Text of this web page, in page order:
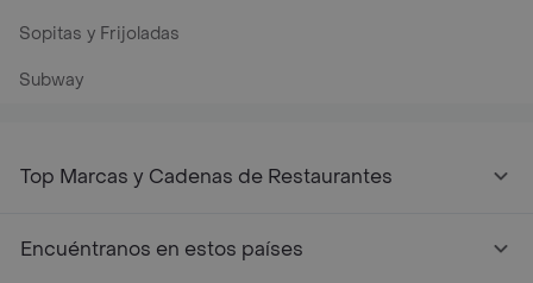
Sopitas y Frijoladas
Subway
Top Marcas y Cadenas de Restaurantes
Encuéntranos en estos países